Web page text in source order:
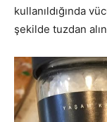
kullanıldığında
şekilde tuzdan